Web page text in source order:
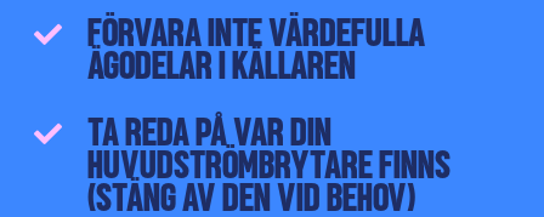
FÖRVARA INTE VÄRDEFULLA
ÄGODELAR I KÄLLAREN
TA REDA PÅ VAR DIN
HUVUDSTRÖMBRYTARE FINNS
(STÄNG AV DEN VID BEHOV)